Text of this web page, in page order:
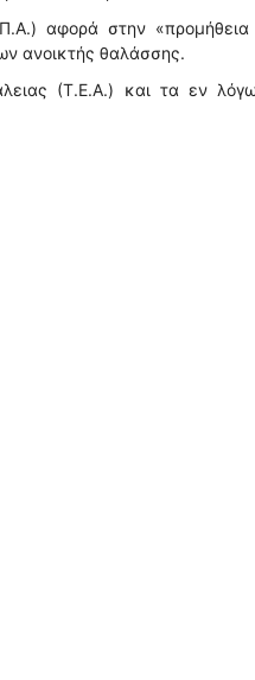
αφορά στην
ανοικτής θαλάσσης.
(Τ.Ε.Α.) και τα εν